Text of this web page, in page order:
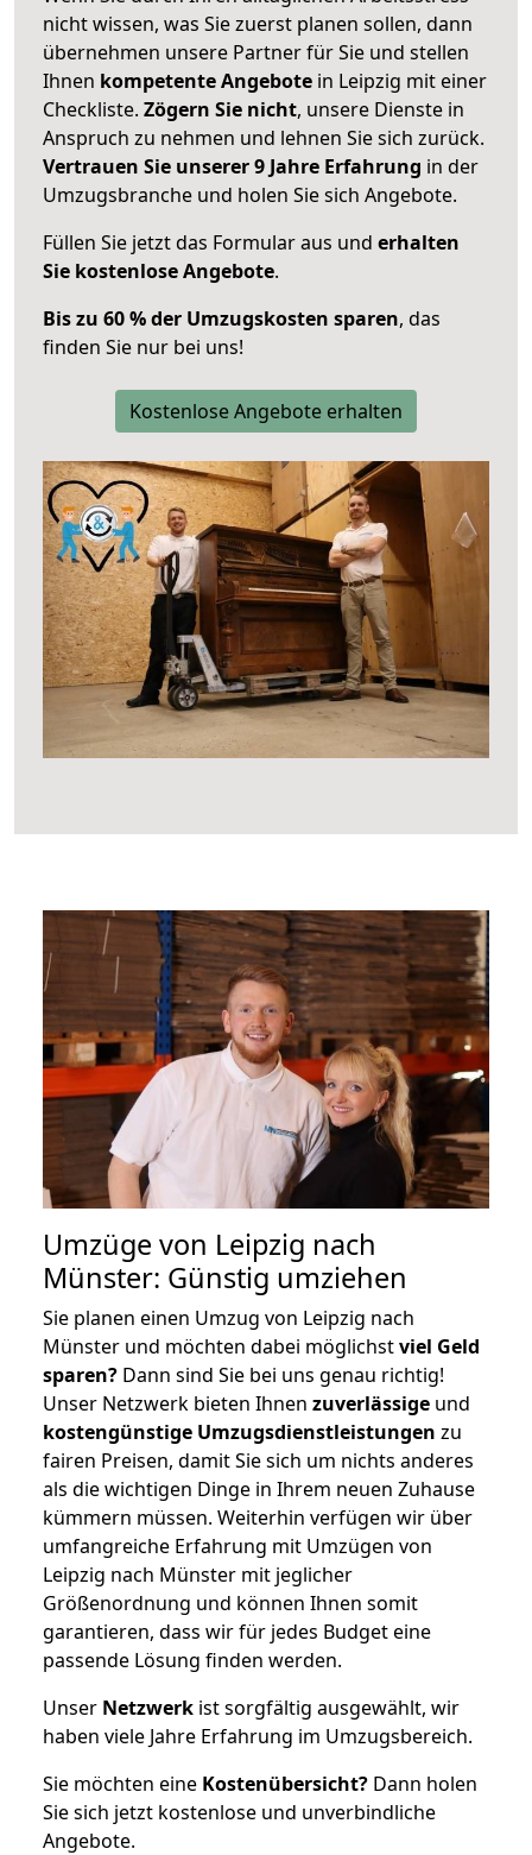
nicht wissen, was Sie zuerst planen sollen, dann
übernehmen unsere Partner für Sie und stellen
Ihnen kompetente Angebote in Leipzig mit einer
Checkliste. Zögern Sie nicht, unsere Dienste in
Anspruch zu nehmen und lehnen Sie sich zurück.
Vertrauen Sie unserer 9 Jahre Erfahrung in der
Umzugsbranche und holen Sie sich Angebote.
Füllen Sie jetzt das Formular aus und erhalten
Sie kostenlose Angebote.
Bis zu 60 % der Umzugskosten sparen, das
finden Sie nur bei uns!
Kostenlose Angebote erhalten
Umzüge von Leipzig nach
Münster: Günstig umziehen
Sie planen einen Umzug von Leipzig nach
Münster und möchten dabei möglichstviel Geld
sparen? Dann sind Sie bei uns genau richtig!
Unser Netzwerk bieten Ihnen zuverlässige und
kostengünstige Umzugsdienstleistungen zu
fairen Preisen, damit Sie sich um nichts anderes
als die wichtigen Dinge in Ihrem neuen Zuhause
kümmern müssen. Weiterhin verfügen wir über
umfangreiche Erfahrung mit Umzügen von
Leipzig nach Münster mit jeglicher
Größenordnung und können Ihnen somit
garantieren, dass wir für jedes Budget eine
passende Lösung finden werden.
Unser Netzwerk ist sorgfältig ausgewählt, wir
haben viele Jahre Erfahrung im Umzugsbereich.
Sie möchten eine Kostenübersicht? Dann holen
Sie sich jetzt kostenlose und unverbindliche
Angebote.